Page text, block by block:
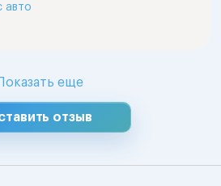
авто
еще
отзыв